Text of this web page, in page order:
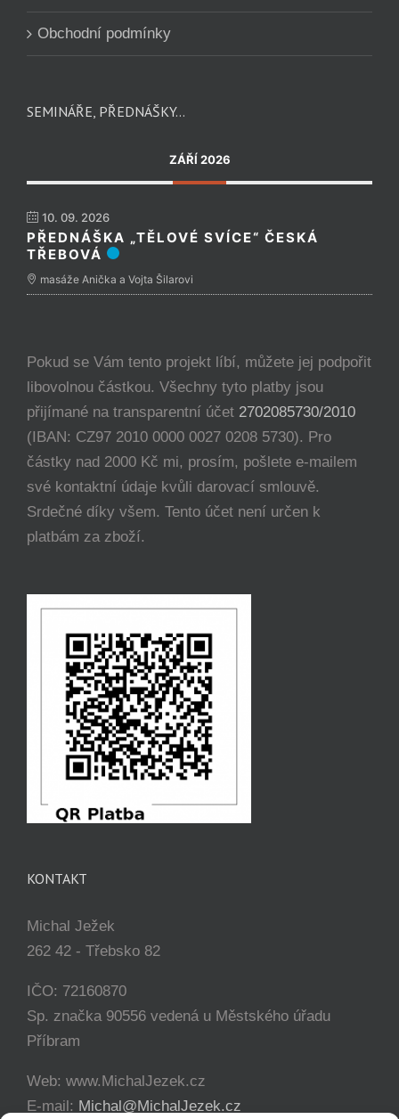
Obchodní podmínky
SEMINÁŘE, PŘEDNÁŠKY…
ZÁŘÍ 2026
10. 09. 2026
PŘEDNÁŠKA „TĚLOVÉ SVÍCE“ ČESKÁ
TŘEBOVÁ
masáže Anička a Vojta Šilarovi
Pokud se Vám tento projekt líbí, můžete jej podpořit
libovolnou částkou. Všechny tyto platby jsou
přijímané na transparentní účet 2702085730/2010
(IBAN: CZ97 2010 0000 0027 0208 5730). Pro
částky nad 2000 Kč mi, prosím, pošlete e-mailem
své kontaktní údaje kvůli darovací smlouvě.
Srdečné díky všem. Tento účet není určen k
platbám za zboží.
KONTAKT
Michal Ježek
262 42 - Třebsko 82
IČO: 72160870
Sp. značka 90556 vedená u Městského úřadu
Příbram
Web: www.MichalJezek.cz
E-mail: Michal@MichalJezek.cz